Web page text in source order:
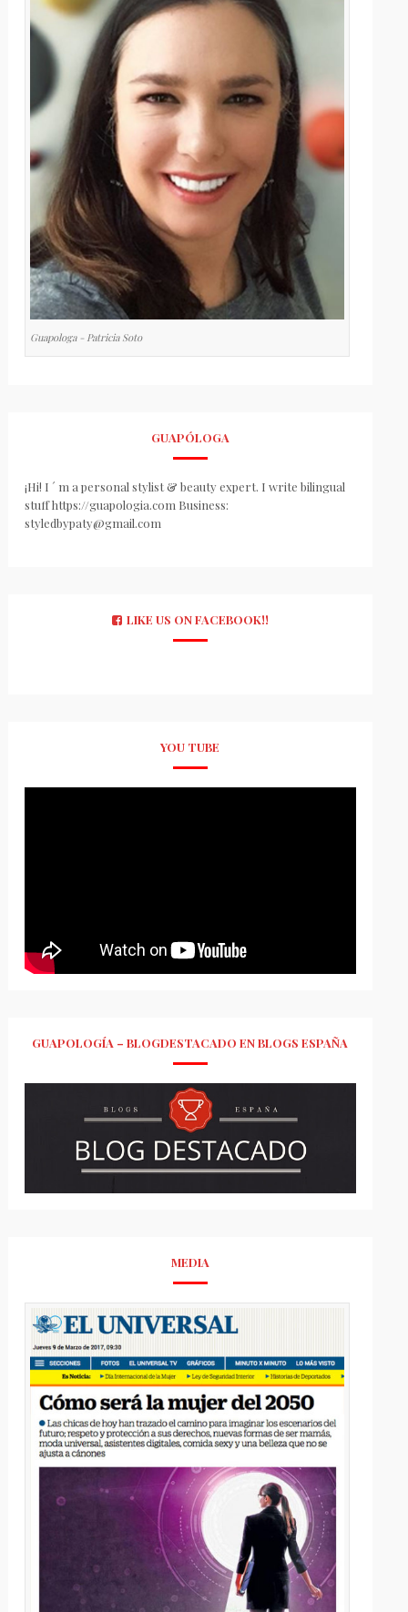
Guapologa - Patricia Soto
GUAPÓLOGA
¡Hi! I ´ m a personal stylist & beauty expert. I write bilingual
stuff https://guapologia.com Business:
styledbypaty@gmail.com
LIKE US ON FACEBOOK!!
YOU TUBE
GUAPOLOGÍA – BLOGDESTACADO EN BLOGS ESPAÑA
MEDIA